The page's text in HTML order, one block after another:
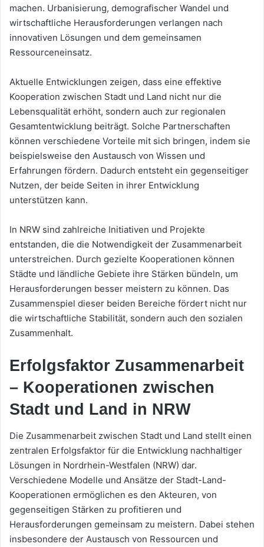
machen. Urbanisierung, demografischer Wandel und
wirtschaftliche Herausforderungen verlangen nach
innovativen Lösungen und dem gemeinsamen
Ressourceneinsatz.
Aktuelle Entwicklungen zeigen, dass eine effektive
Kooperation zwischen Stadt und Land nicht nur die
Lebensqualität erhöht, sondern auch zur regionalen
Gesamtentwicklung beiträgt. Solche Partnerschaften
können verschiedene Vorteile mit sich bringen, indem sie
beispielsweise den Austausch von Wissen und
Erfahrungen fördern. Dadurch entsteht ein gegenseitiger
Nutzen, der beide Seiten in ihrer Entwicklung
unterstützen kann.
In NRW sind zahlreiche Initiativen und Projekte
entstanden, die die Notwendigkeit der Zusammenarbeit
unterstreichen. Durch gezielte Kooperationen können
Städte und ländliche Gebiete ihre Stärken bündeln, um
Herausforderungen besser meistern zu können. Das
Zusammenspiel dieser beiden Bereiche fördert nicht nur
die wirtschaftliche Stabilität, sondern auch den sozialen
Zusammenhalt.
Erfolgsfaktor Zusammenarbeit
– Kooperationen zwischen
Stadt und Land in NRW
Die Zusammenarbeit zwischen Stadt und Land stellt einen
zentralen Erfolgsfaktor für die Entwicklung nachhaltiger
Lösungen in Nordrhein-Westfalen (NRW) dar.
Verschiedene Modelle und Ansätze der Stadt-Land-
Kooperationen ermöglichen es den Akteuren, von
gegenseitigen Stärken zu profitieren und
Herausforderungen gemeinsam zu meistern. Dabei stehen
insbesondere der Austausch von Ressourcen und